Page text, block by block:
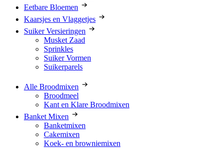
Eetbare Bloemen
Kaarsjes en Vlaggetjes
Suiker Versieringen
Musket Zaad
Sprinkles
Suiker Vormen
Suikerparels
Alle Broodmixen
Broodmeel
Kant en Klare Broodmixen
Banket Mixen
Banketmixen
Cakemixen
Koek- en browniemixen